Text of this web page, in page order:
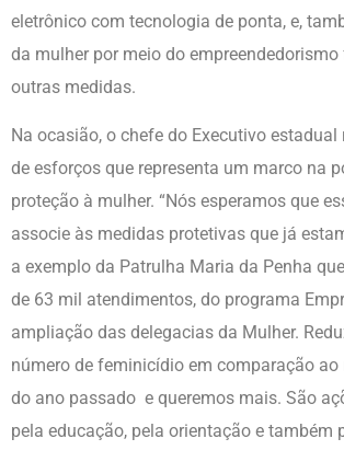
eletrônico com tecnologia de ponta, e,
da mulher por meio do
outras medidas.
Na ocasião, o chefe do Executivo
de esforços que representa um marco na
proteção à mulher. “Nós esperamos que
associe às medidas protetivas que já
a exemplo da Patrulha Maria da Penha
de 63 mil atendimentos, do programa
ampliação das delegacias da Mulher.
número de feminicídio em comparação
do ano passado e queremos mais. São
pela educação, pela orientação e também